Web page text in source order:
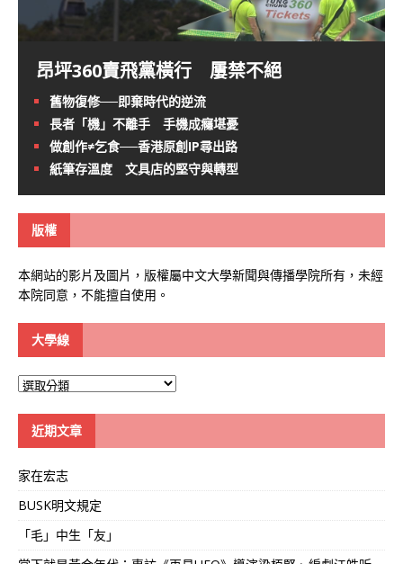
昂坪360賣飛黨橫行 屢禁不絕
舊物復修──即棄時代的逆流
長者「機」不離手 手機成癮堪憂
做創作≠乞食──香港原創IP尋出路
紙筆存溫度 文具店的堅守與轉型
版權
本網站的影片及圖片，版權屬中文大學新聞與傳播學院所有，未經
本院同意，不能擅自使用。
大學線
大
近期文章
家在宏志
BUSK明文規定
「毛」中生「友」